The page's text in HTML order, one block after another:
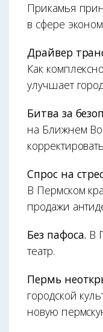
Прикамья
в сфере
Драйвер
Как
улучшает
Битва за
на Ближнем
Спрос на
В Пермском
продажи
Без пафоса. В
театр.
Пермь
городской
новую